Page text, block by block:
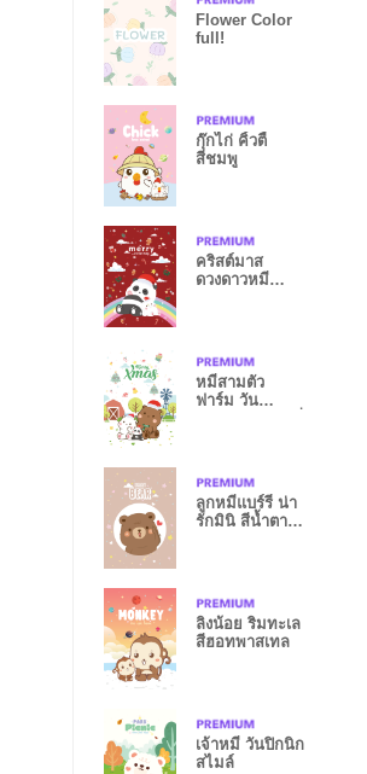
Flower Color
full!
กุ๊กไก่ คิ้วตี้
สีชมพู
คริสต์มาส
ดวงดาวหมี
หมีสามตัว
ฟาร์ม วัน
ลูกหมีแบร์รี่ น่า
รักมินิ สีน้ำตาล
ลิงน้อย ริมทะเล
สีฮอทพาสเทล
เจ้าหมี วันปิกนิก
สไมล์